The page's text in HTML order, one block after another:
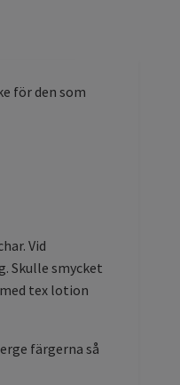
för den som
Vid
Skulle smycket
tex lotion
färgerna så